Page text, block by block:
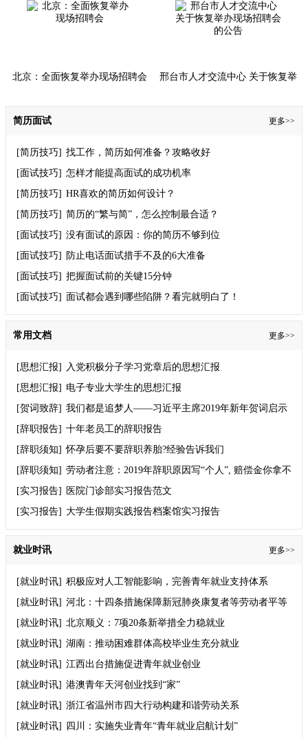
亿人次就业择业 1800多场次
北京：全面恢复举办现场招聘会 邢台市人才交流中心 关于恢复举
简历面试 更多>>
[简历技巧] 找工作，简历如何准备？攻略收好
[面试技巧] 怎样才能提高面试的成功机率
[简历技巧] HR喜欢的简历如何设计？
[简历技巧] 简历的“繁与简”，怎么控制最合适？
[面试技巧] 没有面试的原因：你的简历不够到位
[面试技巧] 防止电话面试措手不及的6大准备
[面试技巧] 把握面试前的关键15分钟
[面试技巧] 面试都会遇到哪些陷阱？看完就明白了！
常用文档 更多>>
[思想汇报]
入党积极分子学习党章后的思想汇报
[思想汇报] 电子专业大学生的思想汇报
[贺词致辞] 我们都是追梦人——习近平主席2019年新年贺词启示
录
[辞职报告] 十年老员工的辞职报告
[辞职须知] 怀孕后要不要辞职养胎?经验告诉我们
[辞职须知] 劳动者注意：2019年辞职原因写“个人”, 赔偿金你拿不
到！
[实习报告] 医院门诊部实习报告范文
[实习报告] 大学生假期实践报告档案馆实习报告
就业时讯 更多>>
[就业时讯] 积极应对人工智能影响，完善青年就业支持体系
[就业时讯] 河北：十四条措施保障新冠肺炎康复者等劳动者平等
就业权利
[就业时讯] 北京顺义：7项20条新举措全力稳就业
[就业时讯] 湖南：推动困难群体高校毕业生充分就业
[就业时讯] 江西出台措施促进青年就业创业
[就业时讯] 港澳青年天河创业找到“家”
[就业时讯] 浙江省温州市四大行动构建和谐劳动关系
[就业时讯] 四川：实施失业青年“青年就业启航计划”